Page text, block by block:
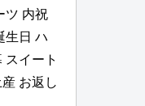
ツ 内祝
生日 ハ
スイート
お返し